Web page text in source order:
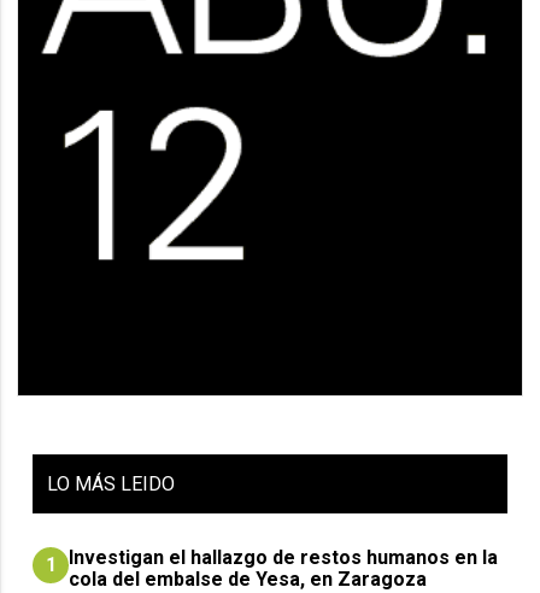
LO MÁS LEIDO
1
Investigan el hallazgo de restos humanos en la
cola del embalse de Yesa, en Zaragoza